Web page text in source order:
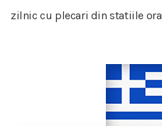
zilnic cu plecari din statiile